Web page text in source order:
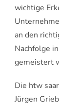
wichtige
an den
Nachfolge
gemeistert
Die htw
Jürgen